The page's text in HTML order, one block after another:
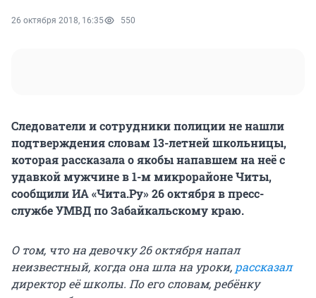
26 октября 2018, 16:35 550
Следователи и сотрудники полиции не нашли
подтверждения словам 13-летней школьницы,
которая рассказала о якобы напавшем на неё с
удавкой мужчине в 1-м микрорайоне Читы,
сообщили ИА «Чита.Ру» 26 октября в пресс-
службе УМВД по Забайкальскому краю.
О том, что на девочку 26 октября напал
неизвестный, когда она шла на уроки, рассказал
директор её школы. По его словам, ребёнку